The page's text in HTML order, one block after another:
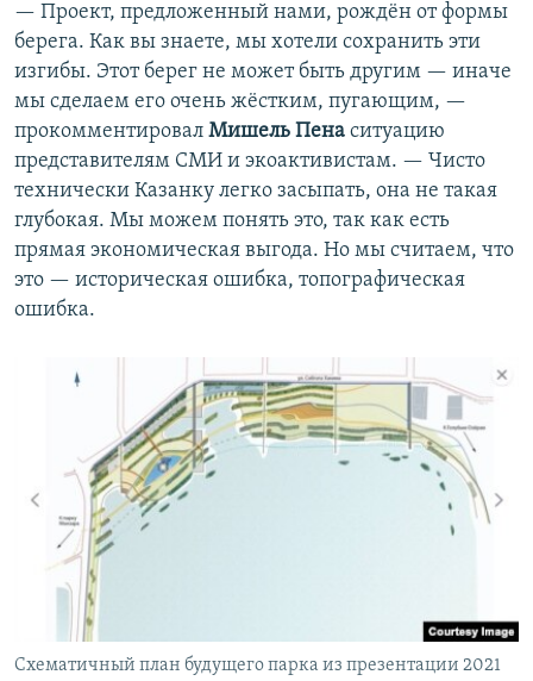
— Проект, предложенный нами, рождён от формы
берега. Как вы знаете, мы хотели сохранить эти
изгибы. Этот берег не может быть другим — иначе
мы сделаем его очень жёстким, пугающим, —
прокомментировал Мишель Пена ситуацию
представителям СМИ и экоактивистам. — Чисто
технически Казанку легко засыпать, она не такая
глубокая. Мы можем понять это, так как есть
прямая экономическая выгода. Но мы считаем, что
это — историческая ошибка, топографическая
ошибка.
Схематичный план будущего парка из презентации 2021